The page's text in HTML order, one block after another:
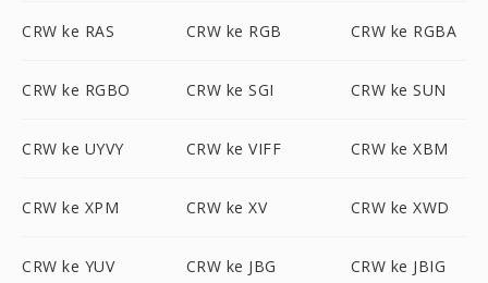
CRW ke RAS CRW ke RGB CRW ke RGBA
CRW ke RGBO CRW ke SGI CRW ke SUN
CRW ke UYVY CRW ke VIFF CRW ke XBM
CRW ke XPM CRW ke XV CRW ke XWD
CRW ke YUV CRW ke JBG CRW ke JBIG